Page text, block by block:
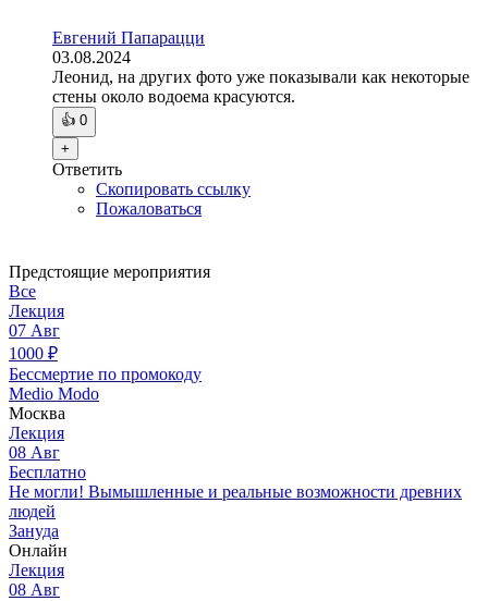
Евгений Папарацци
03.08.2024
Леонид, на других фото уже показывали как некоторые
стены около водоема красуются.
👍 0
+
Ответить
Скопировать ссылку
Пожаловаться
Предстоящие мероприятия
Все
Лекция
07 Авг
1000 ₽
Бессмертие по промокоду
Medio Modo
Москва
Лекция
08 Авг
Бесплатно
Не могли! Вымышленные и реальные возможности древних
людей
Зануда
Онлайн
Лекция
08 Авг